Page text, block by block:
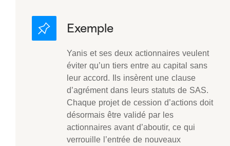
Yanis et ses deux actionnaires veulent
éviter qu’un tiers entre au capital sans
leur accord. Ils insèrent une clause
d’agrément dans leurs statuts de SAS.
Chaque projet de cession d’actions doit
désormais être validé par les
actionnaires avant d’aboutir, ce qui
verrouille l’entrée de nouveaux